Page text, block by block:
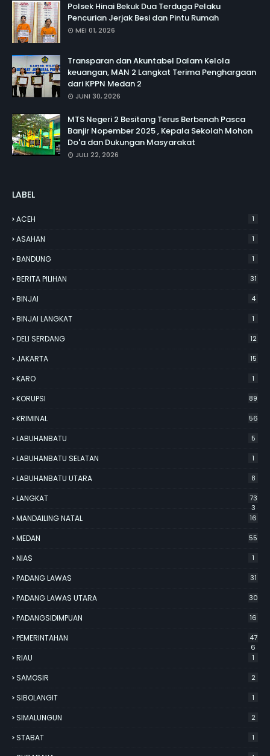
Polsek Hinai Bekuk Dua Terduga Pelaku
Pencurian Jerjak Besi dan Pintu Rumah
MEI 01, 2026
Transparan dan Akuntabel Dalam Kelola
keuangan, MAN 2 Langkat Terima Penghargaan
dari KPPN Medan 2
JUNI 30, 2026
MTS Negeri 2 Besitang Terus Berbenah Pasca
Banjir Nopember 2025 , Kepala Sekolah Mohon
Do'a dan Dukungan Masyarakat
JULI 22, 2026
LABEL
ACEH 1
ASAHAN 1
BANDUNG 1
BERITA PILIHAN 31
BINJAI 4
BINJAI LANGKAT 1
DELI SERDANG 12
JAKARTA 15
KARO 1
KORUPSI 89
KRIMINAL 56
LABUHANBATU 5
LABUHANBATU SELATAN 1
LABUHANBATU UTARA 8
LANGKAT
73
3
MANDAILING NATAL 16
MEDAN 55
NIAS 1
PADANG LAWAS 31
PADANG LAWAS UTARA 30
PADANGSIDIMPUAN 16
PEMERINTAHAN
47
6
RIAU 1
SAMOSIR 2
SIBOLANGIT 1
SIMALUNGUN 2
STABAT 1